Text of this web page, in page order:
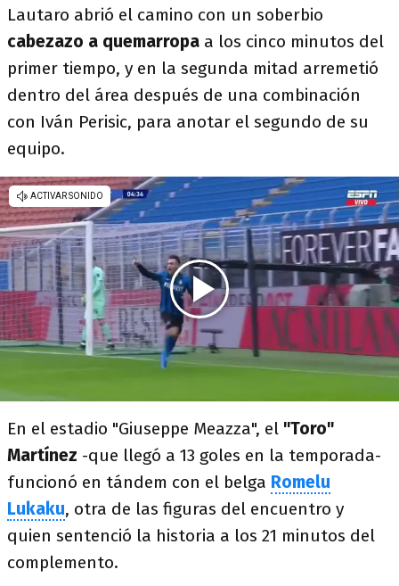
Lautaro abrió el camino con un soberbio
cabezazo a quemarropa a los cinco minutos del
primer tiempo, y en la segunda mitad arremetió
dentro del área después de una combinación
con Iván Perisic, para anotar el segundo de su
equipo.
En el estadio "Giuseppe Meazza", el "Toro"
Martínez -que llegó a 13 goles en la temporada-
funcionó en tándem con el belga Romelu
Lukaku, otra de las figuras del encuentro y
quien sentenció la historia a los 21 minutos del
complemento.